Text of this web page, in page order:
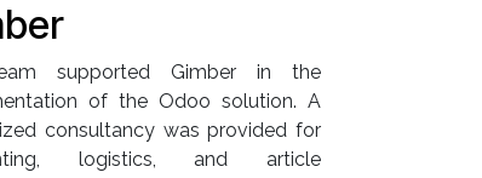
supported Gimber in the
of the Odoo solution. A
consultancy was provided for
logistics, and article